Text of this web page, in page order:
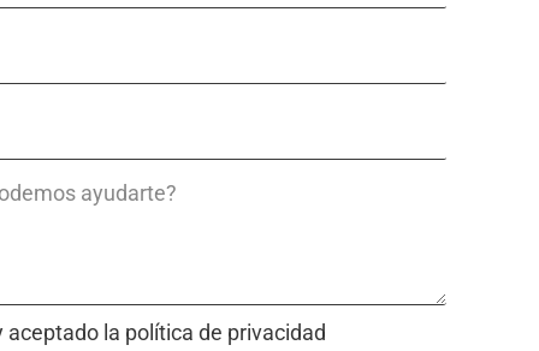
aceptado la política de privacidad